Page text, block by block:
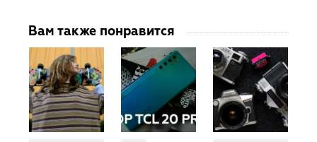
Вам также понравится